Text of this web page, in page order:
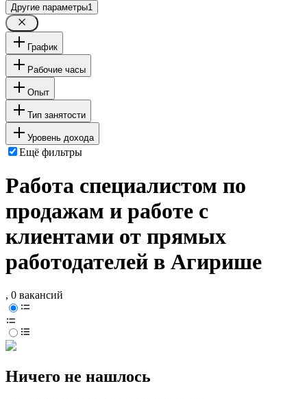
Другие параметры1
График
Рабочие часы
Опыт
Тип занятости
Уровень дохода
Ещё фильтры
Работа специалистом по
продажам и работе с
клиентами от прямых
работодателей в Агирише
, 0 вакансий
Ничего не нашлось